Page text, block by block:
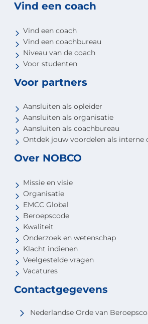
Vind een coach
Vind een coach
Vind een coachbureau
Niveau van de coach
Voor studenten
Voor partners
Aansluiten als opleider
Aansluiten als organisatie
Aansluiten als coachbureau
Ontdek jouw voordelen als interne
Over NOBCO
Missie en visie
Organisatie
EMCC Global
Beroepscode
Kwaliteit
Onderzoek en wetenschap
Klacht indienen
Veelgestelde vragen
Vacatures
Contactgegevens
Nederlandse Orde van